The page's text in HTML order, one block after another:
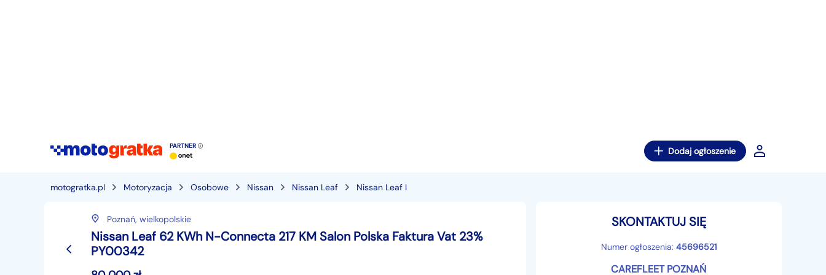
PARTNER Dodaj ogłoszenie
motogratka.pl Motoryzacja Osobowe Nissan Nissan Leaf Nissan Leaf I
Poznań, wielkopolskie
Nissan Leaf 62 KWh N-Connecta 217 KM Salon Polska Faktura Vat 23%
PY00342
SKONTAKTUJ SIĘ
Numer ogłoszenia: 45696521
CAREFLEET POZNAŃ